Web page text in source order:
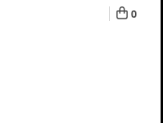
0